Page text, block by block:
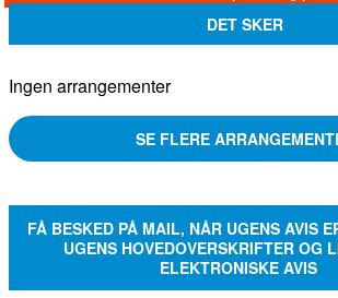
DET SKER
Ingen arrangementer
SE FLERE
FÅ BESKED PÅ MAIL, NÅR UGENS AVIS
UGENS HOVEDOVERSKRIFTER OG
ELEKTRONISKE AVIS